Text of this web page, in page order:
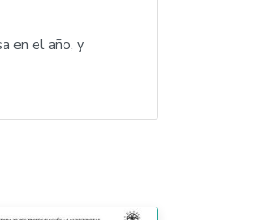
en el año, y